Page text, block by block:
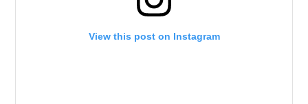
View this post on Instagram